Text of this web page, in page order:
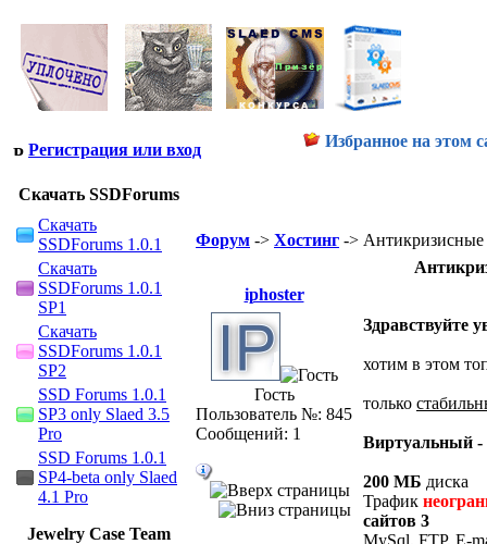
Регистрация или вход Избранное на этом
Скачать SSDForums
Скачать
SSDForums 1.0.1
Скачать
SSDForums 1.0.1
SP1
Скачать
SSDForums 1.0.1
SP2
SSD Forums 1.0.1
SP3 only Slaed 3.5
Pro
SSD Forums 1.0.1
SP4-beta only Slaed
4.1 Pro
Jewelry Сase Team
Форум -> Хостинг -> Антикризисные
iphoster
Гость
Пользователь №: 845
Сообщений: 1
Здравствуйте
хотим в этом
только
Виртуальный -
200 МБ диска
Трафик
сайтов 3
MySql, FTP, E-